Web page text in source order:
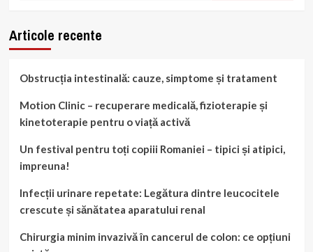
Articole recente
Obstrucția intestinală: cauze, simptome și tratament
Motion Clinic – recuperare medicală, fizioterapie și
kinetoterapie pentru o viață activă
Un festival pentru toți copiii Romaniei – tipici și atipici,
impreuna!
Infecții urinare repetate: Legătura dintre leucocitele
crescute și sănătatea aparatului renal
Chirurgia minim invazivă în cancerul de colon: ce opțiuni